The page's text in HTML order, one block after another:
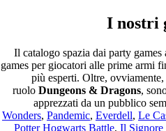
I nostri
Il catalogo spazia dai party
games per giocatori alle prime armi
più esperti. Oltre,
ruolo Dungeons & Dragons,
apprezzati da un pubblico
Wonders, Pandemic, Everdell, Le
Potter Hogwarts Battle, Il